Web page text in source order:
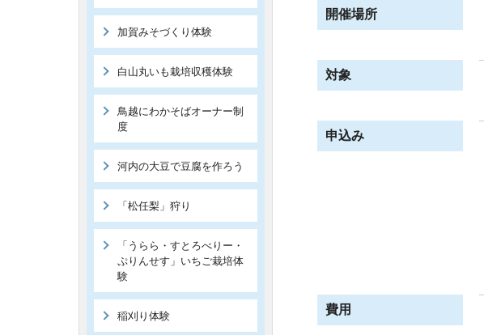
開催場所
対象
申込み
費用
加賀みそづくり体験
白山丸いも栽培収穫体験
鳥越にわかそばオーナー制
度
河内の大豆で豆腐を作ろう
「松任梨」狩り
「うらら・すとろべりー・
ぷりんせす」いちご栽培体
験
稲刈り体験